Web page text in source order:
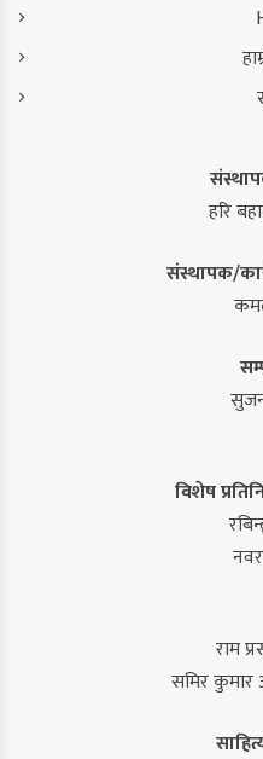
हरि
संस्थापक/
विशेष
राम
समिर कुमार